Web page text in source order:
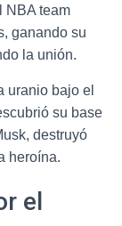
NBA team
ganando su
la unión.
uranio bajo el
su base
destruyó
heroína.
el